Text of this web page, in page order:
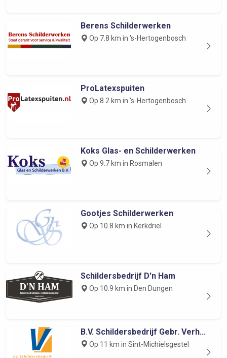
Berens Schilderwerken
Op 7.8 km in 's-Hertogenbosch
ProLatexspuiten
Op 8.2 km in 's-Hertogenbosch
Koks Glas- en Schilderwerken
Op 9.7 km in Rosmalen
Gootjes Schilderwerken
Op 10.8 km in Kerkdriel
Schildersbedrijf D'n Ham
Op 10.9 km in Den Dungen
B.V. Schildersbedrijf Gebr. Verh...
Op 11 km in Sint-Michielsgestel